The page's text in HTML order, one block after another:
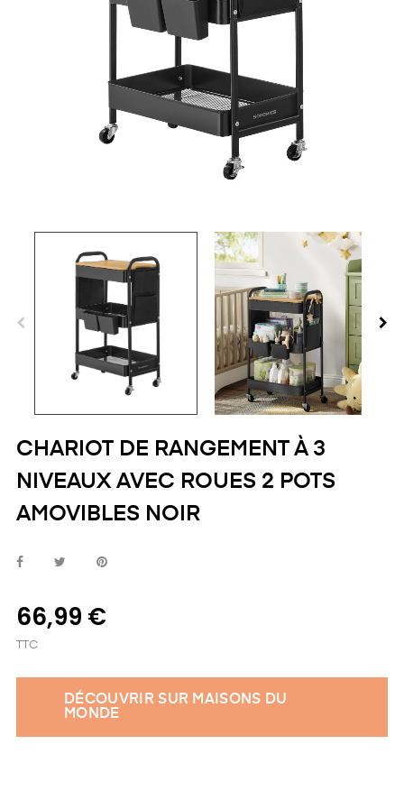
CHARIOT DE RANGEMENT À 3
NIVEAUX AVEC ROUES 2 POTS
AMOVIBLES NOIR
66,99 €
TTC
DÉCOUVRIR SUR MAISONS DU
MONDE